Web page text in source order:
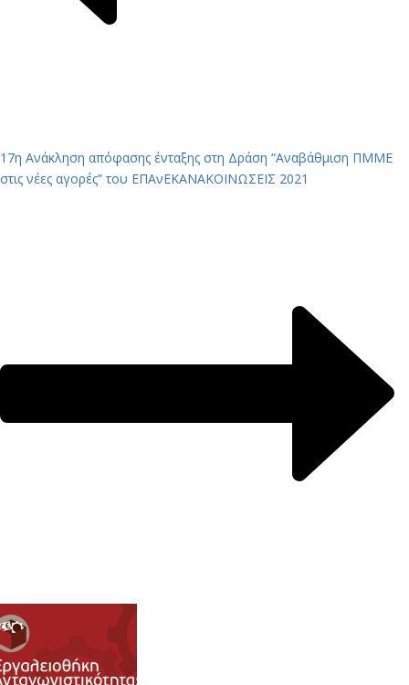
17η Ανάκληση απόφασης ένταξης στη Δράση “Αναβάθμιση ΠΜΜΕ
στις νέες αγορές” του ΕΠΑνΕΚΑΝΑΚΟΙΝΩΣΕΙΣ 2021